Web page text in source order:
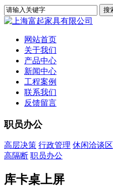
网站首页
关于我们
产品中心
新闻中心
工程案例
联系我们
反馈留言
职员办公
高层决策 行政管理 休闲洽谈区
高隔断 职员办公
库卡桌上屏